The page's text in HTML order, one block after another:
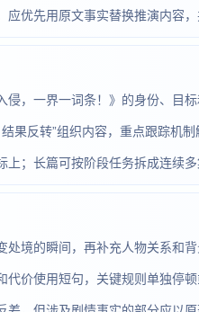
优先用原文事实替换推演内容，
，一界一词条！》的身份、目标
反转”组织内容，重点跟踪机制
；长篇可按阶段任务拆成连续多
境的瞬间，再补充人物关系和
价使用短句，关键规则单独停顿